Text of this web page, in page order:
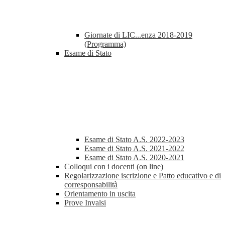
Giornate di LIC...enza 2018-2019
(Programma)
Esame di Stato
Esame di Stato A.S. 2022-2023
Esame di Stato A.S. 2021-2022
Esame di Stato A.S. 2020-2021
Colloqui con i docenti (on line)
Regolarizzazione iscrizione e Patto educativo e di
corresponsabilità
Orientamento in uscita
Prove Invalsi